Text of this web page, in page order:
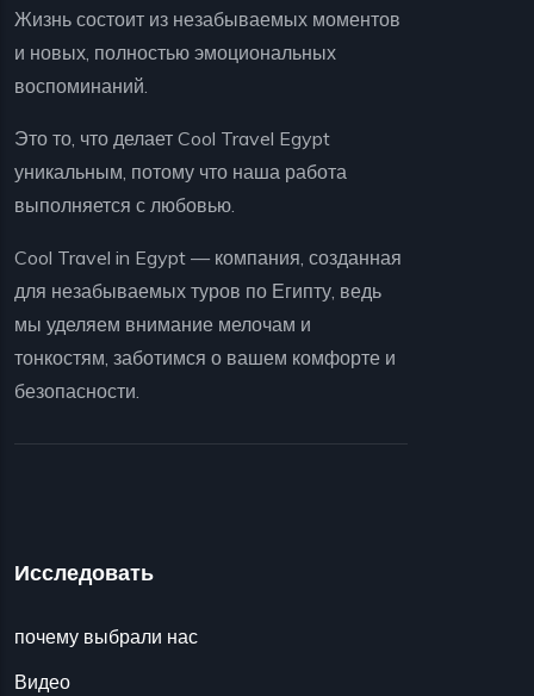
Жизнь состоит из незабываемых моментов
и новых, полностью эмоциональных
воспоминаний.
Это то, что делает Cool Travel Egypt
уникальным, потому что наша работа
выполняется с любовью.
Cool Travel in Egypt — компания, созданная
для незабываемых туров по Египту, ведь
мы уделяем внимание мелочам и
тонкостям, заботимся о вашем комфорте и
безопасности.
Исследовать
почему выбрали нас
Видео